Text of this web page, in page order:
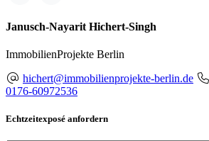
Janusch-Nayarit Hichert-Singh
ImmobilienProjekte Berlin
hichert@immobilienprojekte-berlin.de
0176-60972536
Echtzeitexposé anfordern